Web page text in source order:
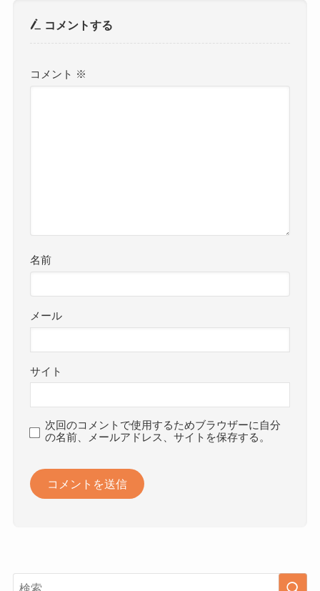
コメントする
コメント ※
名前
メール
サイト
次回のコメントで使用するためブラウザーに自分
の名前、メールアドレス、サイトを保存する。